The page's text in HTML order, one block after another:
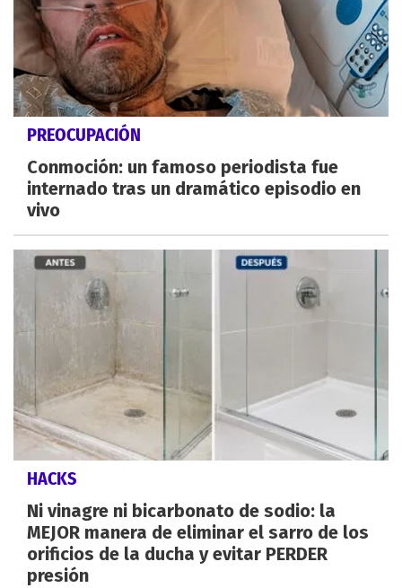
PREOCUPACIÓN
Conmoción: un famoso periodista fue
internado tras un dramático episodio en
vivo
HACKS
Ni vinagre ni bicarbonato de sodio: la
MEJOR manera de eliminar el sarro de los
orificios de la ducha y evitar PERDER
presión